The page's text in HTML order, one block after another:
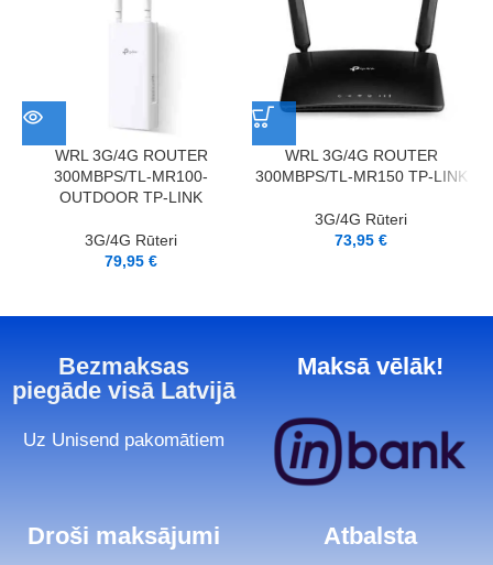
WRL 3G/4G ROUTER
300MBPS/TL-MR100-
OUTDOOR TP-LINK
3G/4G Rūteri
79,95€
WRL 3G/4G ROUTER
300MBPS/TL-MR150 TP-LINK
3G/4G Rūteri
73,95€
Bezmaksas
piegāde visā Latvijā
Uz Unisend pakomātiem
Maksā vēlāk!
Droši maksājumi Atbalsta